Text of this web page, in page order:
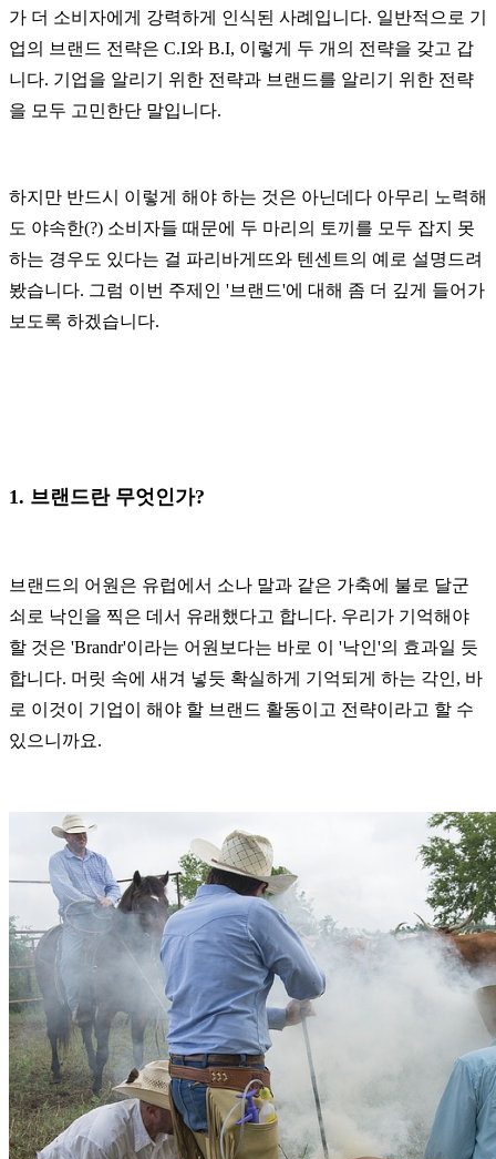
가 더 소비자에게 강력하게 인식된 사례입니다. 일반적으로 기
업의 브랜드 전략은 C.I와 B.I, 이렇게 두 개의 전략을 갖고 갑
니다. 기업을 알리기 위한 전략과 브랜드를 알리기 위한 전략
을 모두 고민한단 말입니다.
하지만 반드시 이렇게 해야 하는 것은 아닌데다 아무리 노력해
도 야속한(?) 소비자들 때문에 두 마리의 토끼를 모두 잡지 못
하는 경우도 있다는 걸 파리바게뜨와 텐센트의 예로 설명드려
봤습니다. 그럼 이번 주제인 '브랜드'에 대해 좀 더 깊게 들어가
보도록 하겠습니다.
1. 브랜드란 무엇인가?
브랜드의 어원은 유럽에서 소나 말과 같은 가축에 불로 달군
쇠로 낙인을 찍은 데서 유래했다고 합니다. 우리가 기억해야
할 것은 'Brandr'이라는 어원보다는 바로 이 '낙인'의 효과일 듯
합니다. 머릿 속에 새겨 넣듯 확실하게 기억되게 하는 각인, 바
로 이것이 기업이 해야 할 브랜드 활동이고 전략이라고 할 수
있으니까요.